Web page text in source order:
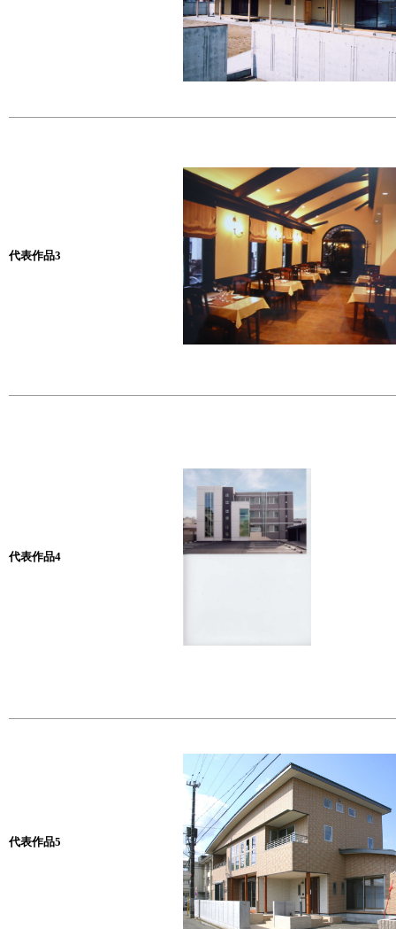
代表作品3
代表作品4
代表作品5